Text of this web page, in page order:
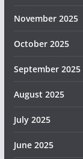
November 2025
October 2025
September 2025
August 2025
July 2025
June 2025